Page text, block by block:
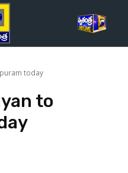
today
to